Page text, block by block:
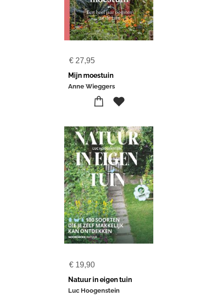
€ 27,95
Mijn moestuin
Anne Wieggers
€ 19,90
Natuur in eigen tuin
Luc Hoogenstein